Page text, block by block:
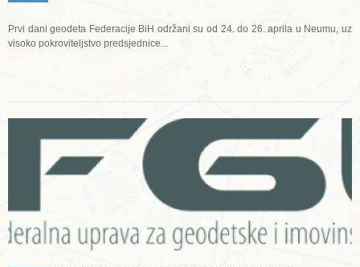
Prvi dani geodeta Federacije BiH održani su od 24. do 26. aprila u Neumu, uz
visoko pokroviteljstvo predsjednice...